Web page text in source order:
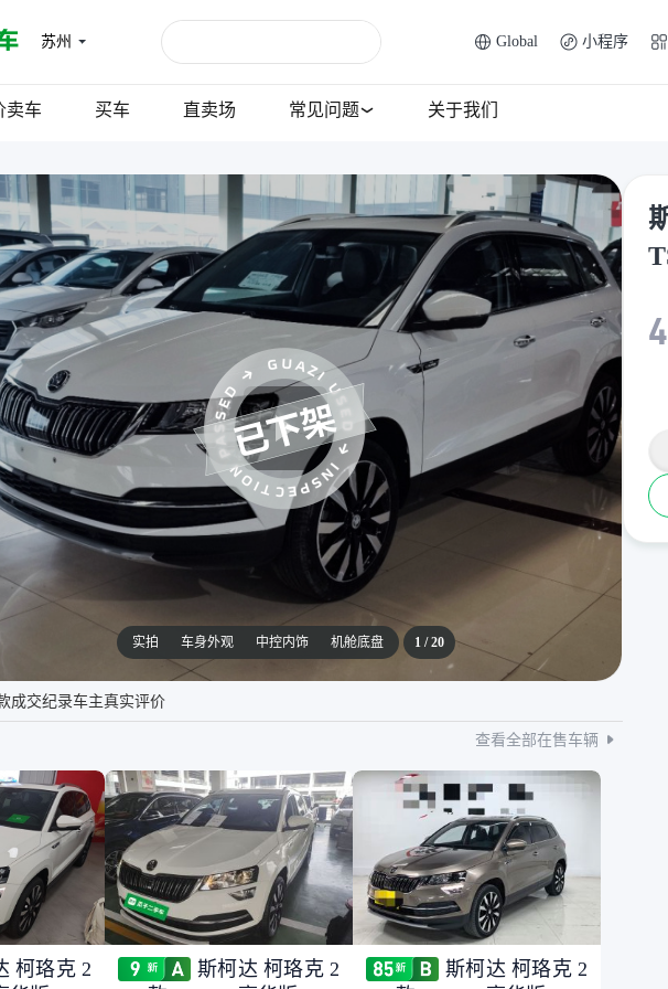
苏州 Global 小程序
卖车 买车 直卖场 常见问题 关于我们
实拍 车身外观 中控内饰 机舱底盘 1/20
成交纪录车主真实评价
查看全部在售车辆
柯珞克 2
斯柯达 柯珞克 2
斯柯达 柯珞克 2